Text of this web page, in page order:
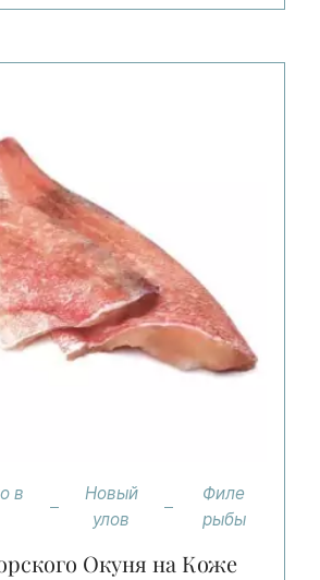
в
Новый
улов
Филе
рыбы
Окуня на Коже